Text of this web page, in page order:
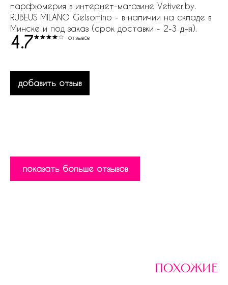
парфюмерия в интернет-магазине Vetiver.by.
RUBEUS MILANO Gelsomino - в наличии на складе в
Минске и под заказ (срок доставки - 2-3 дня).
4.7 отзывов
добавить отзыв
показать больше отзывов
похожие